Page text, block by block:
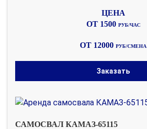
ОТ 1500 РУБ/ЧАС
ОТ 12000 РУБ/СМЕНА
Заказать
САМОСВАЛ КАМАЗ-65115